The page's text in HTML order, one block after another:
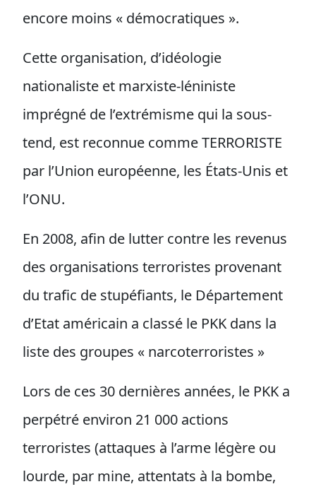
encore moins « démocratiques ».
Cette organisation, d’idéologie
nationaliste et marxiste-léniniste
imprégné de l’extrémisme qui la sous-
tend, est reconnue comme TERRORISTE
par l’Union européenne, les États-Unis et
l’ONU.
En 2008, afin de lutter contre les revenus
des organisations terroristes provenant
du trafic de stupéfiants, le Département
d’Etat américain a classé le PKK dans la
liste des groupes « narcoterroristes »
Lors de ces 30 dernières années, le PKK a
perpétré environ 21 000 actions
terroristes (attaques à l’arme légère ou
lourde, par mine, attentats à la bombe,